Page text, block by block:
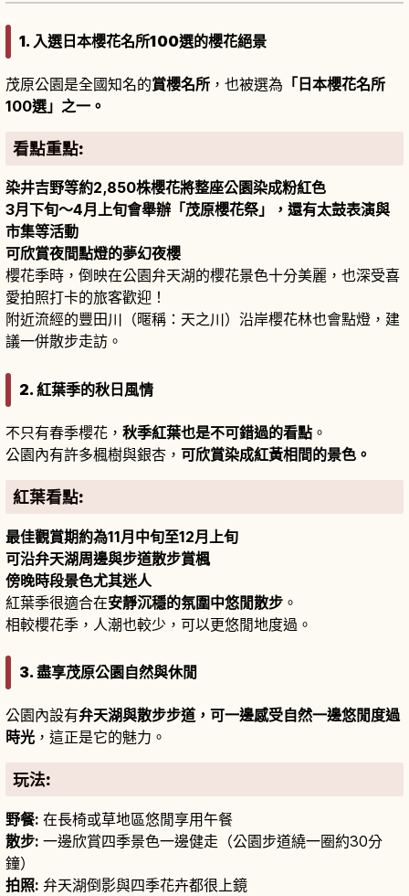
1. 入選日本櫻花名所100選的櫻花絕景
茂原公園是全國知名的賞櫻名所 ，也被選為 「日本櫻花名所
100選」之一。
看點重點:
染井吉野等約2,850株櫻花將整座公園染成粉紅色
3月下旬～4月上旬會舉辦「茂原櫻花祭」，還有太鼓表演與
市集等活動
可欣賞夜間點燈的夢幻夜櫻
櫻花季時，倒映在公園弁天湖的櫻花景色十分美麗，也深受喜
愛拍照打卡的旅客歡迎！
附近流經的豐田川（暱稱：天之川）沿岸櫻花林也會點燈，建
議一併散步走訪。
2. 紅葉季的秋日風情
不只有春季櫻花， 秋季紅葉也是不可錯過的看點 。
公園內有許多楓樹與銀杏， 可欣賞染成紅黃相間的景色。
紅葉看點:
最佳觀賞期約為11月中旬至12月上旬
可沿弁天湖周邊與步道散步賞楓
傍晚時段景色尤其迷人
紅葉季很適合在安靜沉穩的氛圍中悠閒散步 。
相較櫻花季，人潮也較少，可以更悠閒地度過。
3. 盡享茂原公園自然與休閒
公園內設有弁天湖與散步步道，可一邊感受自然一邊悠閒度過
時光 ，這正是它的魅力。
玩法:
野餐: 在長椅或草地區悠閒享用午餐
散步: 一邊欣賞四季景色一邊健走（公園步道繞一圈約30分
鐘）
拍照: 弁天湖倒影與四季花卉都很上鏡